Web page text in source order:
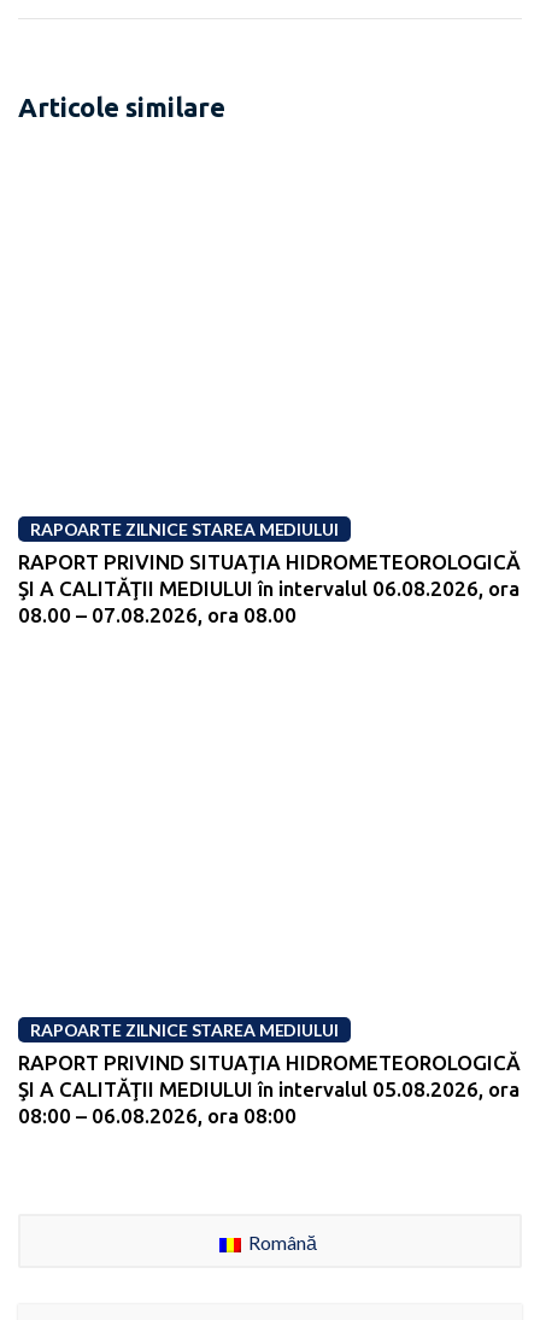
Articole similare
RAPOARTE ZILNICE STAREA MEDIULUI
RAPORT PRIVIND SITUAŢIA HIDROMETEOROLOGICĂ
ŞI A CALITĂŢII MEDIULUI în intervalul 06.08.2026, ora
08.00 – 07.08.2026, ora 08.00
RAPOARTE ZILNICE STAREA MEDIULUI
RAPORT PRIVIND SITUAŢIA HIDROMETEOROLOGICĂ
ŞI A CALITĂŢII MEDIULUI în intervalul 05.08.2026, ora
08:00 – 06.08.2026, ora 08:00
Română